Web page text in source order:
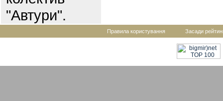
"Автури".
Правила користування Засади